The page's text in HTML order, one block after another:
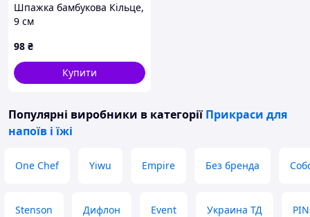
Шпажка бамбукова Кільце,
9 см
98 ₴
Купити
Популярні виробники в категорії Прикраси для
напоїв і їжі
One Chef Yiwu Empire Без бренда
Stenson Дифлон Event Украина ТД